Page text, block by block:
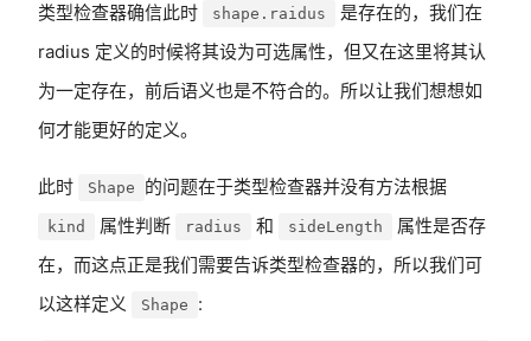
类型检查器确信此时
shape.raidus
是存在的，我们在
radius 定义的时候将其设为可选属性，但又在这里将其认
为一定存在，前后语义也是不符合的。所以让我们想想如
何才能更好的定义。
此时 Shape 的问题在于类型检查器并没有方法根据
kind 属性判断 radius 和 sideLength
属性是否存
在，而这点正是我们需要告诉类型检查器的，所以我们可
以这样定义
Shape :